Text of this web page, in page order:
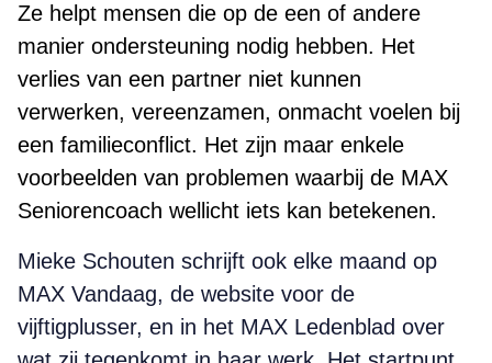
Ze helpt mensen die op de een of andere
manier ondersteuning nodig hebben. Het
verlies van een partner niet kunnen
verwerken, vereenzamen, onmacht voelen bij
een familieconflict. Het zijn maar enkele
voorbeelden van problemen waarbij de MAX
Seniorencoach wellicht iets kan betekenen.
Mieke Schouten schrijft ook elke maand op
MAX Vandaag, de website voor de
vijftigplusser, en in het MAX Ledenblad over